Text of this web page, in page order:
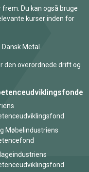
frem. Du kan også bruge
kurser inden for
Metal.
den overordnede drift og
Møbelindustriens